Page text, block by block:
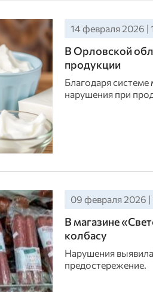
14 февраля 2026 |
В Орловской
продукции
Благодаря
нарушения при
09 февраля 2026 |
В магазине
колбасу
Нарушения
предостережение.